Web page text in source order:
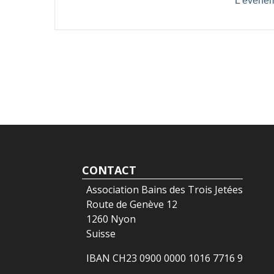
CONTACT
Association Bains des Trois Jetées
Route de Genève 12
1260 Nyon
Suisse
IBAN CH23 0900 0000 1016 7716 9